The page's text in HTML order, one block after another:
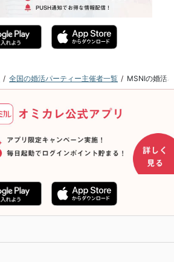
全国の婚活パーティー主催者一覧 MSNIの婚活